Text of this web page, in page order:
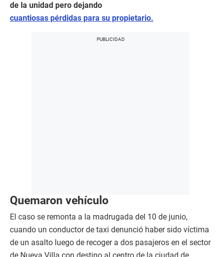
de la unidad pero dejando
cuantiosas pérdidas para su propietario.
Quemaron vehículo
El caso se remonta a la madrugada del 10 de junio,
cuando un conductor de taxi denunció haber sido víctima
de un asalto luego de recoger a dos pasajeros en el sector